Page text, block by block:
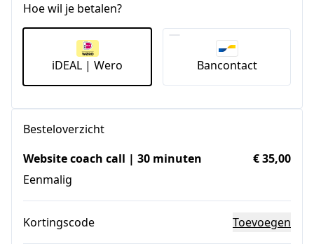
Hoe wil je betalen?
iDEAL | Wero Bancontact
Besteloverzicht
Website coach call | 30 minuten
Eenmalig
€ 35,00
Kortingscode Toevoegen